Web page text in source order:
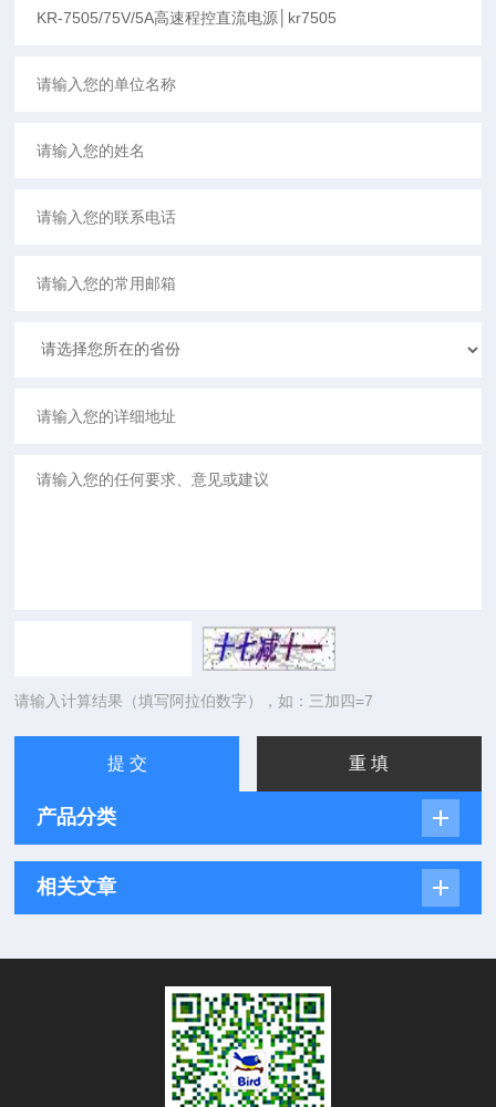
请输入计算结果（填写阿拉伯数字），如：三加四=7
产品分类
相关文章